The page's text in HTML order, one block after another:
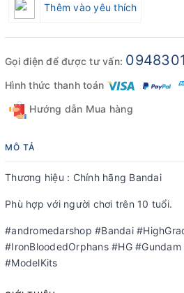
Thêm vào yêu thích
Gọi điện để được tư vấn:
Hình thức thanh toán
Hướng dẫn Mua hàng
MÔ TẢ
Thương hiệu : Chính hãng Bandai
Phù hợp với người chơi trên 10 tuổi.
#andromedarshop #Bandai
#IronBloodedOrphans #HG
#ModelKits